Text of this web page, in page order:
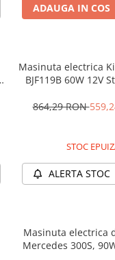
ADAUGA IN COS
Masinuta electrica
BJF119B 60W 12V
864,29 RON
STOC
ALERTA STOC
Masinuta electrica
Mercedes 300S,